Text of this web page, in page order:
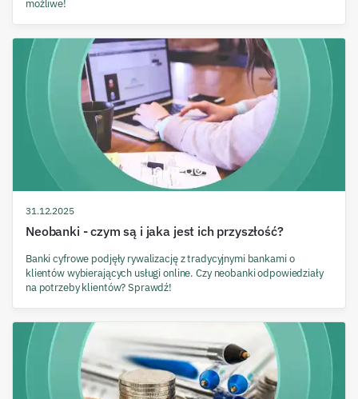
możliwe!
31.12.2025
Neobanki - czym są i jaka jest ich przyszłość?
Banki cyfrowe podjęły rywalizację z tradycyjnymi bankami o
klientów wybierających usługi online. Czy neobanki odpowiedziały
na potrzeby klientów? Sprawdź!